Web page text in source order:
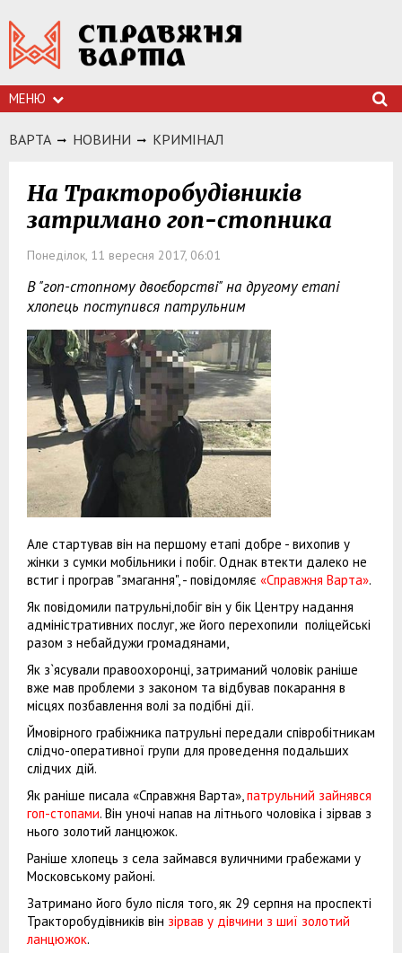
МЕНЮ
ВАРТА НОВИНИ КРИМIНАЛ
На Тракторобудівників
затримано гоп-стопника
Понеділок, 11 вересня 2017, 06:01
В "гоп-стопному двоєборстві" на другому етапі
хлопець поступився патрульним
Але стартував він на першому етапі добре - вихопив у
жінки з сумки мобільники і побіг. Однак втекти далеко не
встиг і програв "змагання", - повідомляє «Справжня Варта».
Як повідомили патрульні,побіг він у бік Центру надання
адміністративних послуг, же його перехопили поліцейські
разом з небайдужи громадянами,
Як з`ясували правоохоронці, затриманий чоловік раніше
вже мав проблеми з законом та відбував покарання в
місцях позбавлення волі за подібні дії.
Ймовірного грабіжника патрульні передали співробітникам
слідчо-оперативної групи для проведення подальших
слідчих дій.
Як раніше писала «Справжня Варта»,патрульний зайнявся
гоп-стопами. Він уночі напав на літнього чоловіка і зірвав з
нього золотий ланцюжок.
Раніше хлопець з села займався вуличними грабежами у
Московському районі.
Затримано його було після того, як 29 серпня на проспекті
Тракторобудівників він зірвав у дівчини з шиї золотий
ланцюжок.